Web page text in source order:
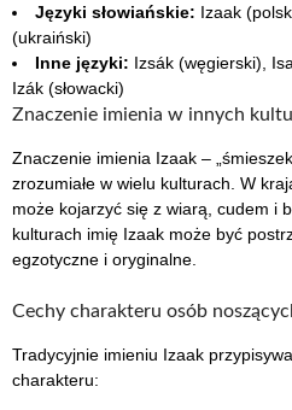
Języki słowiańskie: Izaak
(ukraiński)
Inne języki: Izsák (węgierski),
Izák (słowacki)
Znaczenie imienia w innych
Znaczenie imienia Izaak –
zrozumiałe w wielu kulturach. W
może kojarzyć się z wiarą, cudem i
kulturach imię Izaak może być
egzotyczne i oryginalne.
Cechy charakteru osób
Tradycyjnie imieniu Izaak
charakteru: